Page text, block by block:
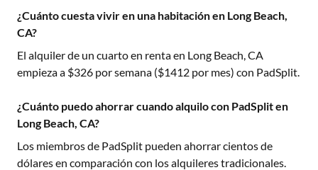
¿Cuánto cuesta vivir en una habitación en Long Beach,
CA?
El alquiler de un cuarto en renta en Long Beach, CA
empieza a $326 por semana ($1412 por mes) con PadSplit.
¿Cuánto puedo ahorrar cuando alquilo con PadSplit en
Long Beach, CA?
Los miembros de PadSplit pueden ahorrar cientos de
dólares en comparación con los alquileres tradicionales.